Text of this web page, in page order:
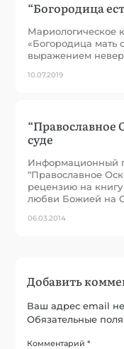
“Богородица
Мариологическое
«Богородица мать
выражением
10.07.2019
“Православное
суде
Информационный
“Православное
рецензию на
любви Божией на
06.03.2014
Добавить
Ваш адрес email
Обязательные
Комментарий*